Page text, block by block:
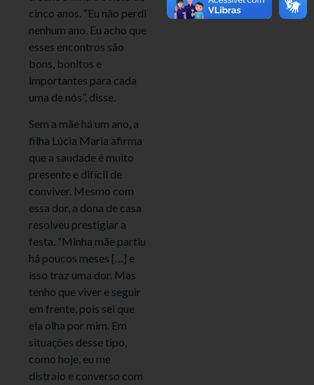
cinco anos. “Eu não perdi
nenhum ano. Eu acho que
esses encontros são
bons, bonitos e
importantes para cada
uma de nós”, disse.
Sem a mãe há um ano, a
filha Lúcia Maria afirma
que a saudade é muito
presente e difícil de
conviver. Mesmo com
essa dor, a dona de casa
resolveu prestigiar a
festa. “Minha mãe partiu
há poucos meses […] e
isso traz uma dor. Mas
tenho que viver e seguir
em frente, pois sei que
ela olha por mim. Em
situações desse tipo,
como hoje, eu me
distraio e converso com